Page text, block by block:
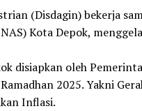
(Disdagin) bekerja
Kota Depok,
disiapkan oleh
2025. Yakni
Inflasi.